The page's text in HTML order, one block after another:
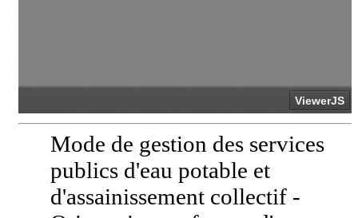
Mode de gestion des services
publics d'eau potable et
d'assainissement collectif -